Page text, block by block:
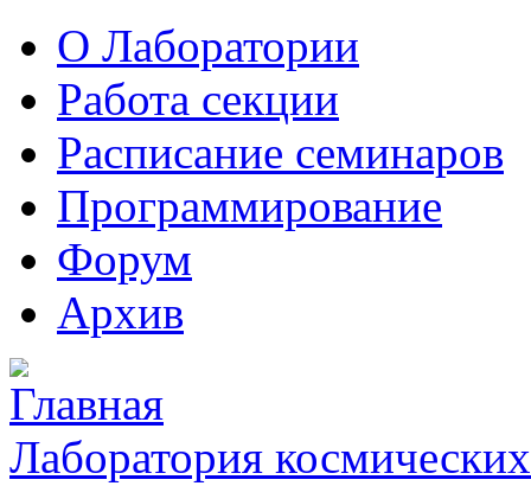
О Лаборатории
Работа секции
Расписание семинаров
Программирование
Форум
Архив
Лаборатория